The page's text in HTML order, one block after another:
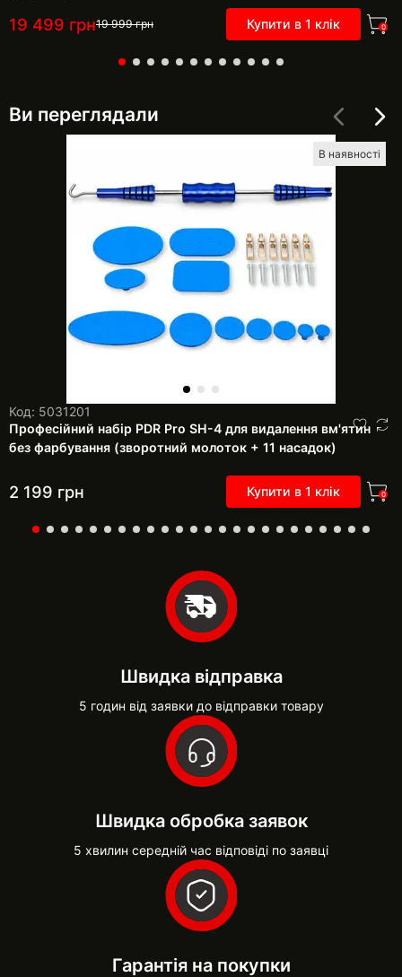
19 499 грн19 999грн Купити в 1 клік 0
Ви переглядали
В наявності
Код: 5031201
Професійний набір PDR Pro SH-4 для видалення вм'ятин
без фарбування (зворотний молоток + 11 насадок)
2 199 грн Купити в 1 клік 0
Швидка відправка
5 годин від заявки до відправки товару
Швидка обробка заявок
5 хвилин середній час відповіді по заявці
Гарантія на покупки